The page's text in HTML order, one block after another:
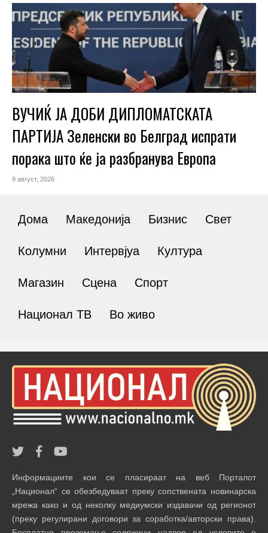
ВУЧИЌ ЈА ДОБИ ДИПЛОМАТСКАТА
ПАРТИЈА Зеленски во Белград испрати
порака што ќе ја разбранува Европа
9 август, 2026
Дома Македонија Бизнис Свет
Колумни Интервјуа Култура
Магазин Сцена Спорт
Национал ТВ Во живо
Информациите кои се пласираат на веб Порталот
„Национал“ се обезбедуваат преку сопствената новинарска
мрежа како и од неколку медиумски издавачи од регионот
(преку регулирани договори за соработка/авторски права).